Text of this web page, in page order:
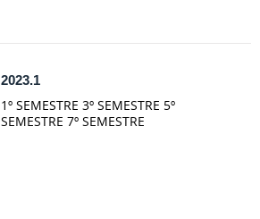
2023.1
1º SEMESTRE 3º SEMESTRE 5º
SEMESTRE 7º SEMESTRE